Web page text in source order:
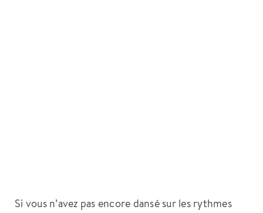
Si vous n’avez pas encore dansé sur les rythmes